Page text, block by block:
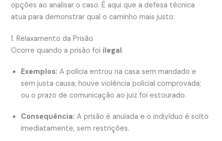
opções ao analisar o caso. É aqui que a defesa técnica
atua para demonstrar qual o caminho mais justo:
1. Relaxamento da Prisão
Ocorre quando a prisão foi ilegal.
Exemplos: A polícia entrou na casa sem mandado e
sem justa causa; houve violência policial comprovada;
ou o prazo de comunicação ao juiz foi estourado.
Consequência: A prisão é anulada e o indivíduo é solto
imediatamente, sem restrições.